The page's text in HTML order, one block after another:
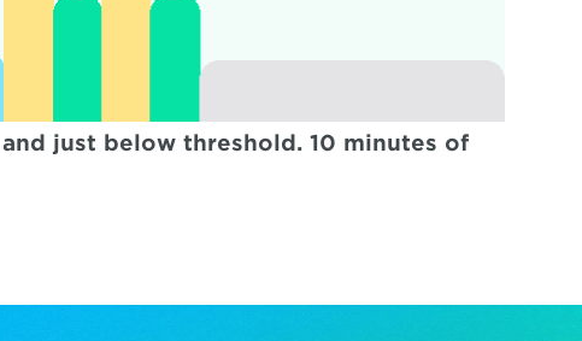
just below threshold. 10 minutes of